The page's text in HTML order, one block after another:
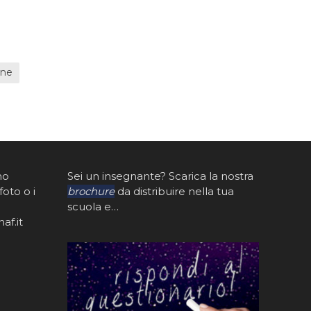
o i
Sei un insegnante? Scarica la nostra
brochureda distribuire nella tua
scuola e…